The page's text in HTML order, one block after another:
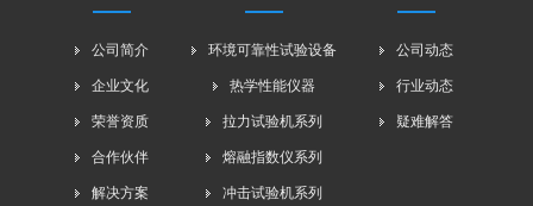
公司简介
企业文化
荣誉资质
合作伙伴
解决方案
环境可靠性试验设备
热学性能仪器
拉力试验机系列
熔融指数仪系列
冲击试验机系列
公司动态
行业动态
疑难解答